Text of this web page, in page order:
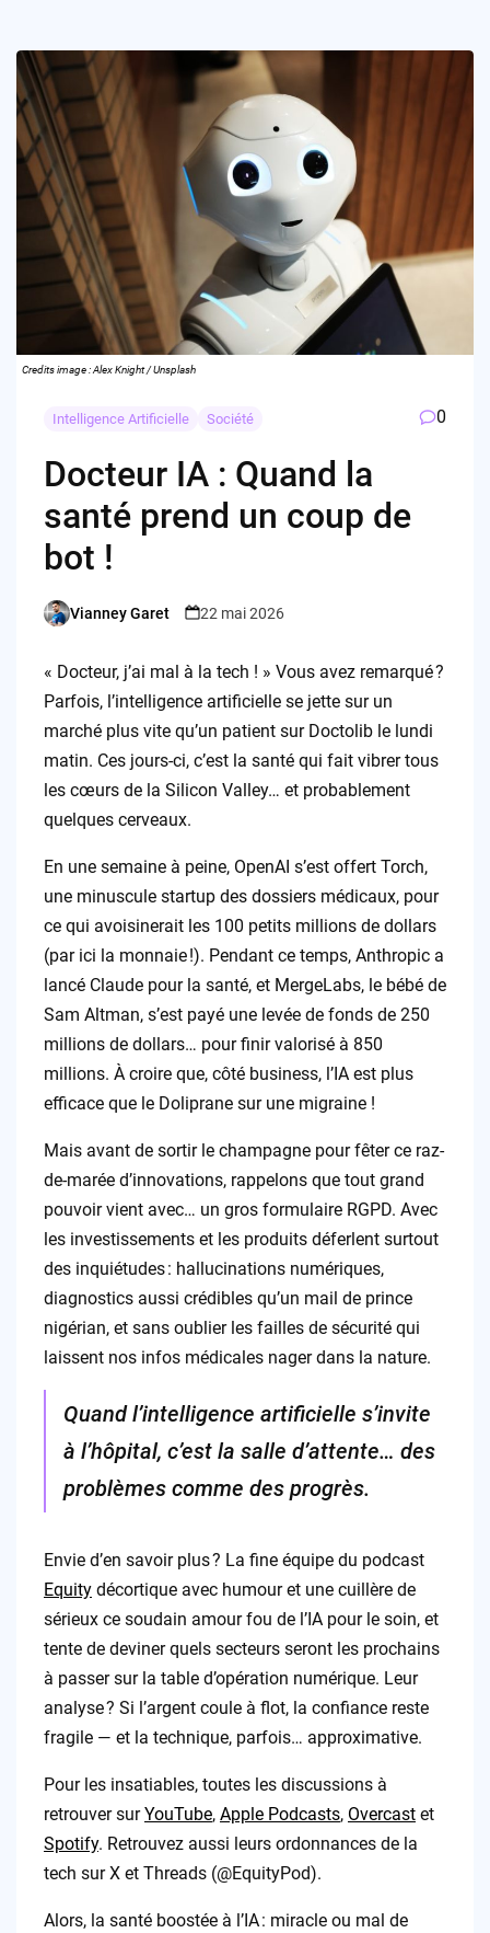
Credits image : Alex Knight / Unsplash
Intelligence Artificielle Société 0
Docteur IA : Quand la
santé prend un coup de
bot !
Posted
Vianney Garet 22 mai 2026
« Docteur, j’ai mal à la tech ! » Vous avez remarqué ?
Parfois, l’intelligence artificielle se jette sur un
marché plus vite qu’un patient sur Doctolib le lundi
matin. Ces jours-ci, c’est la santé qui fait vibrer tous
les cœurs de la Silicon Valley… et probablement
quelques cerveaux.
En une semaine à peine, OpenAI s’est offert Torch,
une minuscule startup des dossiers médicaux, pour
ce qui avoisinerait les 100 petits millions de dollars
(par ici la monnaie !). Pendant ce temps, Anthropic a
lancé Claude pour la santé, et MergeLabs, le bébé de
Sam Altman, s’est payé une levée de fonds de 250
millions de dollars… pour finir valorisé à 850
millions. À croire que, côté business, l’IA est plus
efficace que le Doliprane sur une migraine !
Mais avant de sortir le champagne pour fêter ce raz-
de-marée d’innovations, rappelons que tout grand
pouvoir vient avec… un gros formulaire RGPD. Avec
les investissements et les produits déferlent surtout
des inquiétudes : hallucinations numériques,
diagnostics aussi crédibles qu’un mail de prince
nigérian, et sans oublier les failles de sécurité qui
laissent nos infos médicales nager dans la nature.
Quand l’intelligence artificielle s’invite
à l’hôpital, c’est la salle d’attente… des
problèmes comme des progrès.
Envie d’en savoir plus ? La fine équipe du podcast
Equitydécortique avec humour et une cuillère de
sérieux ce soudain amour fou de l’IA pour le soin, et
tente de deviner quels secteurs seront les prochains
à passer sur la table d’opération numérique. Leur
analyse ? Si l’argent coule à flot, la confiance reste
fragile — et la technique, parfois… approximative.
Pour les insatiables, toutes les discussions à
retrouver surYouTube, Apple Podcasts, Overcastet
Spotify. Retrouvez aussi leurs ordonnances de la
tech sur X et Threads (@EquityPod).
Alors, la santé boostée à l’IA : miracle ou mal de